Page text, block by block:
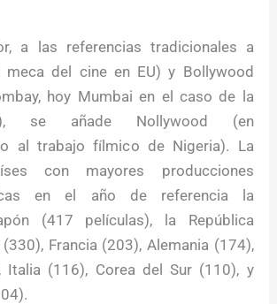
a las referencias tradicionales a
meca del cine en EU) y Bollywood
hoy Mumbai en el caso de la
se añade Nollywood (en
al trabajo fílmico de Nigeria). La
con mayores producciones
en el año de referencia la
(417 películas), la República
Francia (203), Alemania (174),
Italia (116), Corea del Sur (110), y